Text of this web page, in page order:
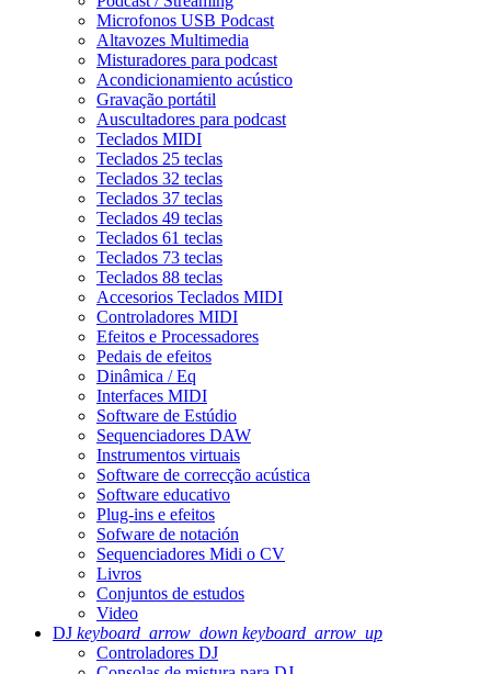
Microfonos USB Podcast
Altavozes Multimedia
Misturadores para podcast
Acondicionamiento acústico
Gravação portátil
Auscultadores para podcast
Teclados MIDI
Teclados 25 teclas
Teclados 32 teclas
Teclados 37 teclas
Teclados 49 teclas
Teclados 61 teclas
Teclados 73 teclas
Teclados 88 teclas
Accesorios Teclados MIDI
Controladores MIDI
Efeitos e Processadores
Pedais de efeitos
Dinâmica / Eq
Interfaces MIDI
Software de Estúdio
Sequenciadores DAW
Instrumentos virtuais
Software de correcção acústica
Software educativo
Plug-ins e efeitos
Sofware de notación
Sequenciadores Midi o CV
Livros
Conjuntos de estudos
Video
DJ keyboard_arrow_down keyboard_arrow_up
Controladores DJ